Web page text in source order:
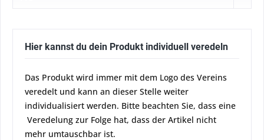
Hier kannst du dein Produkt individuell veredeln
Das Produkt wird immer mit dem Logo des Vereins
veredelt und kann an dieser Stelle weiter
individualisiert werden. Bitte beachten Sie, dass eine
Veredelung zur Folge hat, dass der Artikel nicht
mehr umtauschbar ist.